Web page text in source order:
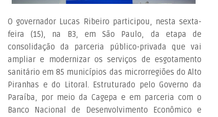
O governador Lucas Ribeiro participou, nesta sexta-
feira (15), na B3, em São Paulo, da etapa de
consolidação da parceria público-privada que vai
ampliar e modernizar os serviços de esgotamento
sanitário em 85 municípios das microrregiões do Alto
Piranhas e do Litoral. Estruturado pelo Governo da
Paraíba, por meio da Cagepa e em parceria com o
Banco Nacional de Desenvolvimento Econômico e